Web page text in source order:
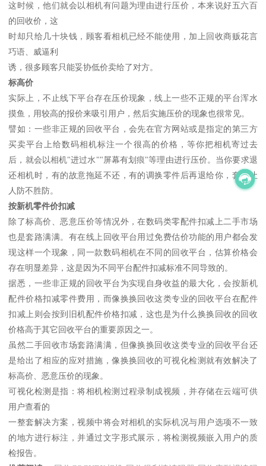
这时候，他们就会以相机有问题为理由进行压价，本来说好五六百
的回收价，这
时却只给几十块钱，顾客看相机已经不能使用，加上回收商贩花言
巧语、威逼利
诱，很多顾客只能妥协低价卖给了对方。
标高价
实际上，不止线下平台存在压价现象，线上一些不正规的平台浑水
摸鱼，用较高的报价来吸引用户，然后实施压价的现象也很常见。
譬如：一些非正规的回收平台，会先在官方网站或是指定的第三方
买卖平台上给数码相机标注一个很高的价格，等你把相机寄过去
后，就会以相机"进过水""屏幕有划痕"等理由进行压价。当你要求退
还相机时，有的故意拖延不还，有的调换零件后再退给你，套路让
人防不胜防。
按新机零件价扣减
除了标高价、恶意压价等情况外，在数码类零配件扣减上二手市场
也是套路满满。有在线上回收平台用过免费估价功能的用户都会发
现这样一个现象，同一款数码相机在不同的回收平台，估算价格会
存在明显差异，这是因为不同平台配件扣减标准不同导致的。
据悉，一些非正规的回收平台为实现自身收益的最大化，会按新机
配件价格扣减零件费用，而像换换回收这类专业的回收平台在配件
扣减上则会按到旧机配件价格扣减，这也是为什么换换回收的回收
价格高于其它回收平台的重要原因之一。
虽然二手回收市场套路满满，但像换换回收这类专业的回收平台还
是给出了相应的应对措施，像换换回收的可视化检测就有效解决了
标高价、恶意压价的现象。
可视化检测是指：将相机检测过程录制成视频，并存储在云端可供
用户查看的
一整套解决方案，视频中将会对相机的实际机况与用户选项不一致
的地方进行标注，并通过文字形式展示，将检测视频嵌入用户的质
检报告。